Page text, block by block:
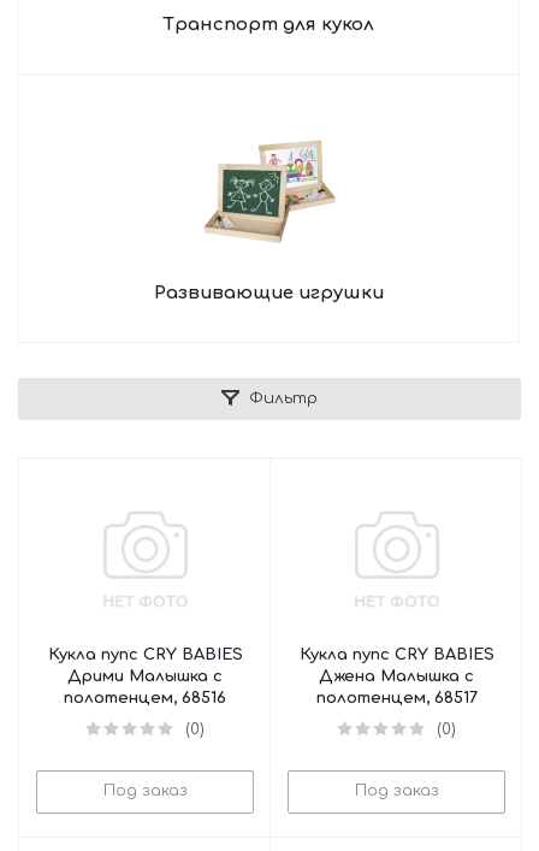
Транспорт для кукол
Развивающие игрушки
Фильтр
Кукла пупс CRY BABIES
Дрими Малышка с
полотенцем, 68516
(0)
Под заказ
Кукла пупс CRY BABIES
Джена Малышка с
полотенцем, 68517
(0)
Под заказ